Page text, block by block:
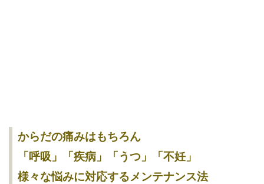
からだの痛みはもちろん
「呼吸」「疾病」「うつ」「不妊」
様々な悩みに対応するメンテナンス法